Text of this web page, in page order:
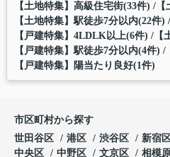
【土地特集】高級住宅街(33件) 【
【土地特集】駅徒歩7分以内(22件)
【戸建特集】4LDLK以上(6件) 【
【戸建特集】駅徒歩7分以内(4件)
【戸建特集】陽当たり良好(1件)
市区町村から探す
世田谷区
港区 渋谷区 新宿
中央区
中野区 文京区 相模